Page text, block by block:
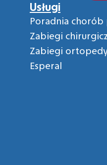
Usługi
Poradnia chorób
Zabiegi
Zabiegi
Esperal